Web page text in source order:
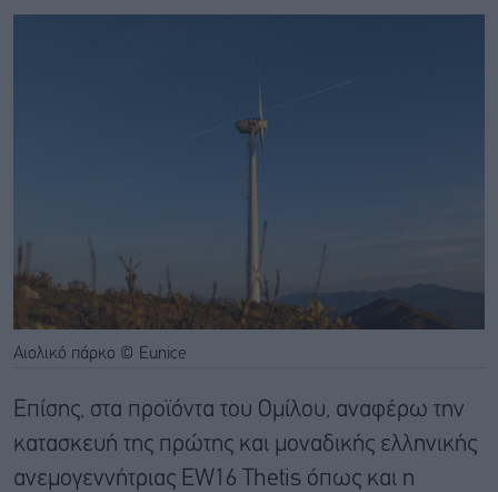
Αιολικό πάρκο © Eunice
Επίσης, στα προϊόντα του Ομίλου, αναφέρω την
κατασκευή της πρώτης και μοναδικής ελληνικής
ανεμογεννήτριας EW16 Thetis όπως και η